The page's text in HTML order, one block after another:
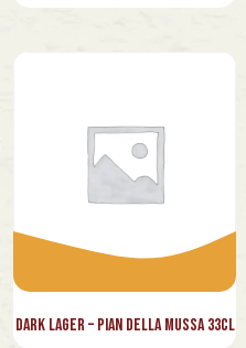
Dark Lager – Pian della Mussa 33cl